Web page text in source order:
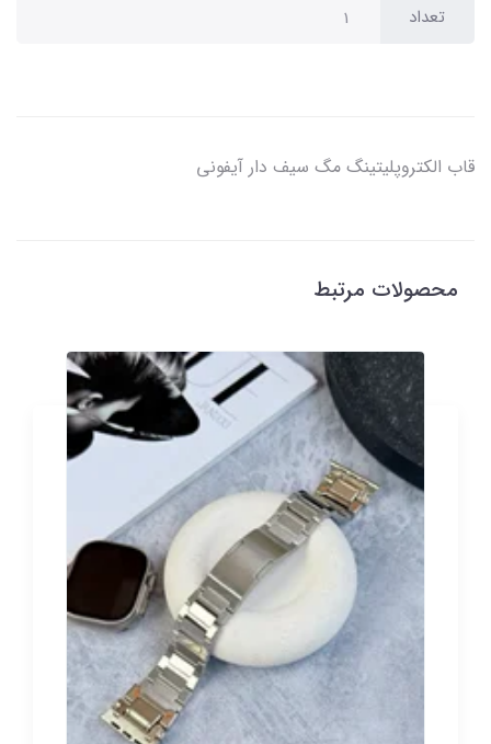
تعداد
قاب الکتروپلیتینگ مگ سیف دار آیفونی
محصولات مرتبط